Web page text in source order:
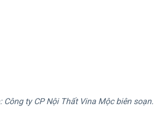
Công ty CP Nội Thất Vina Mộc biên soạn.